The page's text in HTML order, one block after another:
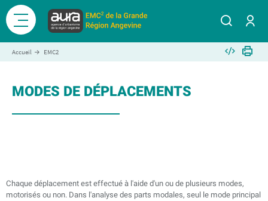
Aller
au
contenu
Menu
Accueil EMC2 Intégrer
MODES DE DÉPLACEMENTS
Chaque déplacement est effectué à l'aide d'un ou de plusieurs modes,
motorisés ou non. Dans l'analyse des parts modales, seul le mode principal